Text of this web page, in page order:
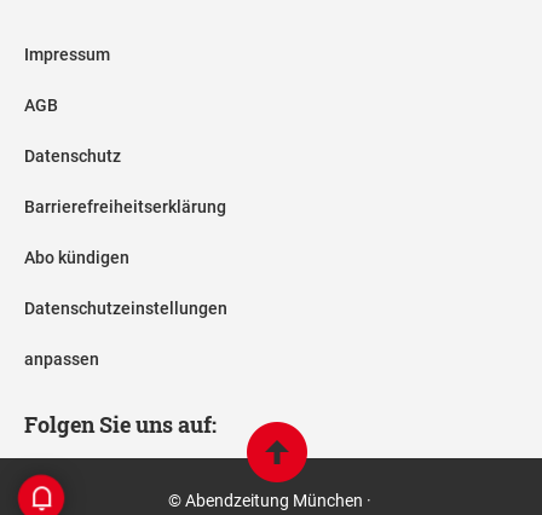
Impressum
AGB
Datenschutz
Barrierefreiheitserklärung
Abo kündigen
Datenschutzeinstellungen
anpassen
Folgen Sie uns auf:
© Abendzeitung München ·